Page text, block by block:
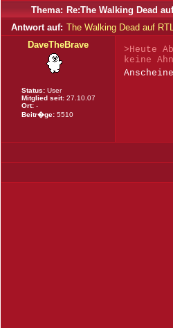
Thema: Re:The Walking Dead
Antwort auf: The Walking Dead auf RTL
DaveTheBrave
Status: User
Mitglied seit: 27.10.07
Ort: -
Beitr�ge: 5510
>Heute
keine